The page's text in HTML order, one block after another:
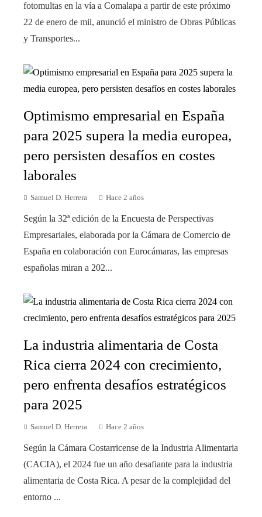
fotomultas en la vía a Comalapa a partir de este próximo
22 de enero de mil, anunció el ministro de Obras Públicas
y Transportes...
Optimismo empresarial en España
para 2025 supera la media europea,
pero persisten desafíos en costes
laborales
Samuel D. Herrera Hace 2 años
Según la 32ª edición de la Encuesta de Perspectivas
Empresariales, elaborada por la Cámara de Comercio de
España en colaboración con Eurocámaras, las empresas
españolas miran a 202...
La industria alimentaria de Costa
Rica cierra 2024 con crecimiento,
pero enfrenta desafíos estratégicos
para 2025
Samuel D. Herrera Hace 2 años
Según la Cámara Costarricense de la Industria Alimentaria
(CACIA), el 2024 fue un año desafiante para la industria
alimentaria de Costa Rica. A pesar de la complejidad del
entorno ...